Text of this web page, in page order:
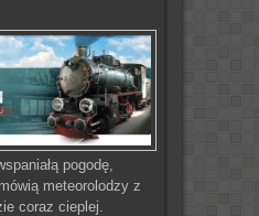
pogodę,
meteorolodzy z
coraz cieplej.